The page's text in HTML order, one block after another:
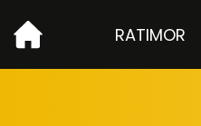
RATIMOR